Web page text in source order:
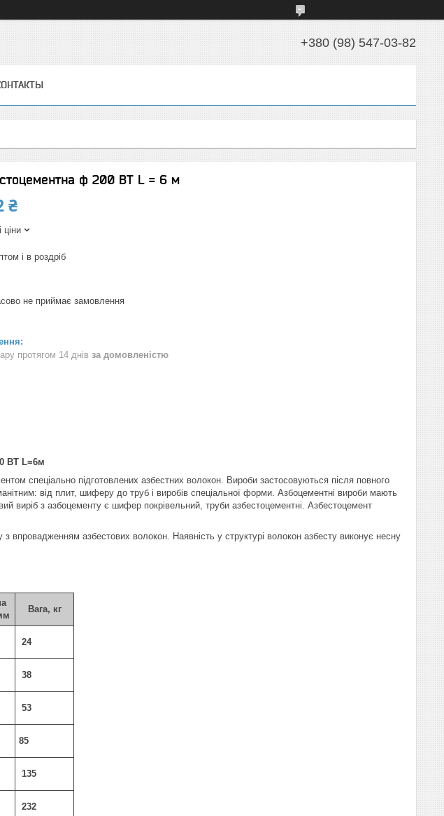
+380 (98) 547-03-82
ф 200 ВТ L = 6 м
₴
ціни
і в роздріб
не приймає замовлення
протягом 14 днів за домовленістю
ВТ L=6м
спеціально підготовлених азбестних волокон. Вироби застосовуються після повного
від плит, шиферу до труб і виробів спеціальної форми. Азбоцементні вироби мають
виріб з азбоцементу є шифер покрівельний, труби азбестоцементні. Азбестоцемент
впровадженням азбестових волокон. Наявність у структурі волокон азбесту виконує несну
Вага, кг
24
38
53
85
135
232